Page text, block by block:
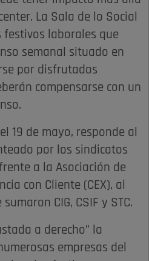
La Sala de lo Social
festivos laborales que
semanal situado en
por disfrutados
compensarse con un
19 de mayo, responde al
por los sindicatos
frente a la Asociación de
con Cliente (CEX), al
CIG, CSIF y STC.
a derecho” la
empresas del